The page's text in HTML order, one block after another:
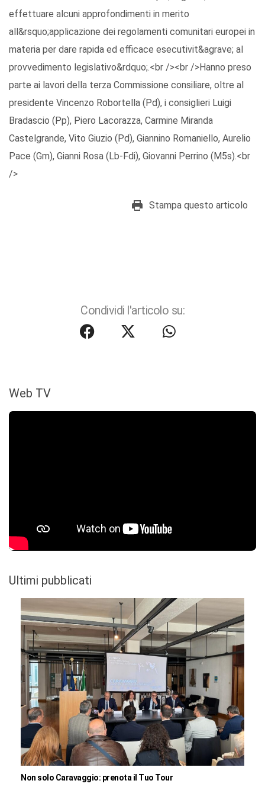
effettuare alcuni approfondimenti in merito
all&rsquo;applicazione dei regolamenti comunitari europei in
materia per dare rapida ed efficace esecutivit&agrave; al
provvedimento legislativo&rdquo;.<br /><br />Hanno preso
parte ai lavori della terza Commissione consiliare, oltre al
presidente Vincenzo Robortella (Pd), i consiglieri Luigi
Bradascio (Pp), Piero Lacorazza, Carmine Miranda
Castelgrande, Vito Giuzio (Pd), Giannino Romaniello, Aurelio
Pace (Gm), Gianni Rosa (Lb-Fdi), Giovanni Perrino (M5s).<br
/>
Stampa questo articolo
Condividi l'articolo su:
Web TV
Ultimi pubblicati
Non solo Caravaggio: prenota il Tuo Tour